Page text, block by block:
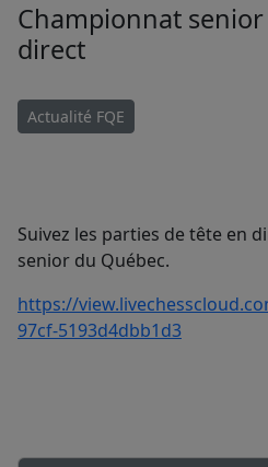
Championnat
direct
Actualité FQE
Suivez les parties de tête en
senior du Québec.
https://
97cf-5193d4dbb1d3